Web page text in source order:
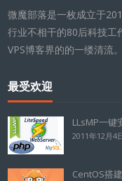
微魔部落是一枚成立于
行业不相干的80后科技工
VPS博客界的的一缕清流
最受欢迎
LLsMP一键
2011年12月4
CentOS搭